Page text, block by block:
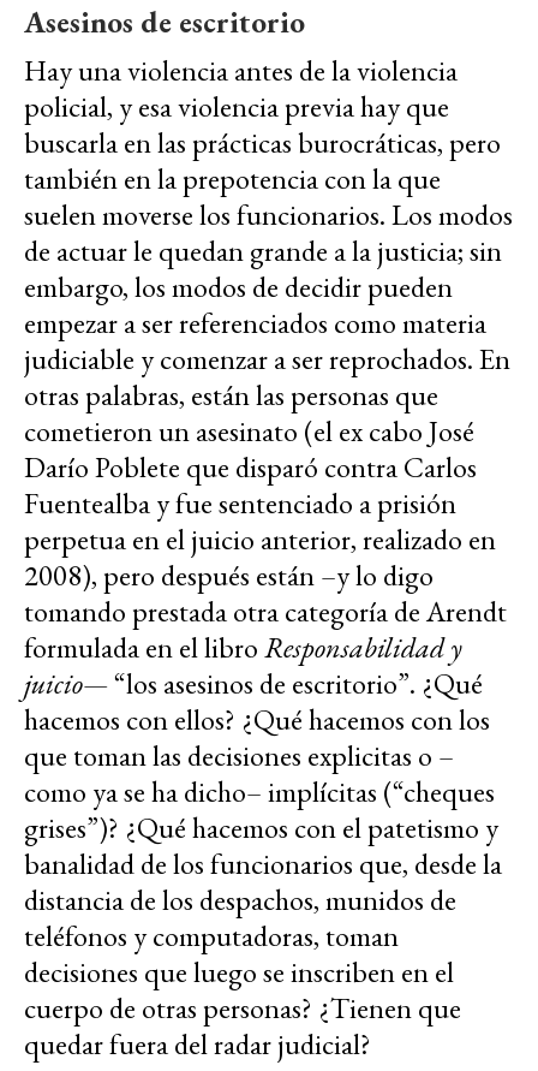
Asesinos de escritorio
Hay una violencia antes de la violencia
policial, y esa violencia previa hay que
buscarla en las prácticas burocráticas, pero
también en la prepotencia con la que
suelen moverse los funcionarios. Los modos
de actuar le quedan grande a la justicia; sin
embargo, los modos de decidir pueden
empezar a ser referenciados como materia
judiciable y comenzar a ser reprochados. En
otras palabras, están las personas que
cometieron un asesinato (el ex cabo José
Darío Poblete que disparó contra Carlos
Fuentealba y fue sentenciado a prisión
perpetua en el juicio anterior, realizado en
2008), pero después están –y lo digo
tomando prestada otra categoría de Arendt
formulada en el libroResponsabilidad y
juicio—“los asesinos de escritorio”. ¿Qué
hacemos con ellos? ¿Qué hacemos con los
que toman las decisiones explicitas o –
como ya se ha dicho– implícitas (“cheques
grises”)? ¿Qué hacemos con el patetismo y
banalidad de los funcionarios que, desde la
distancia de los despachos, munidos de
teléfonos y computadoras, toman
decisiones que luego se inscriben en el
cuerpo de otras personas? ¿Tienen que
quedar fuera del radar judicial?